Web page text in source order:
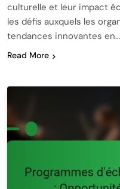
culturelle et leur impact
les défis auxquels les
tendances innovantes en…
Read More